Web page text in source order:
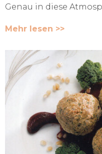
Genau in diese
Mehr lesen >>